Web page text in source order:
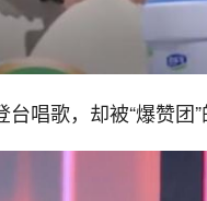
唱歌，却被“爆赞团”